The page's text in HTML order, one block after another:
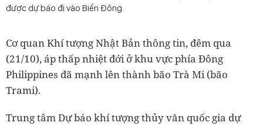
được dự báo đi vào Biển Đông.
Cơ quan Khí tượng Nhật Bản thông tin, đêm qua
(21/10), áp thấp nhiệt đới ở khu vực phía Đông
Philippines đã mạnh lên thành bão Trà Mi (bão
Trami).
Trung tâm Dự báo khí tượng thủy văn quốc gia dự